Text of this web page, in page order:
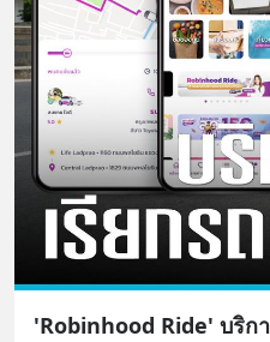
'Robinhood Ride' บริก